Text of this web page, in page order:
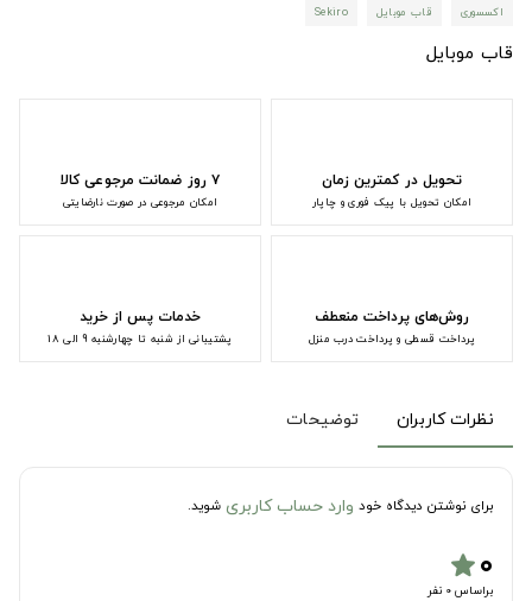
اکسسوری قاب موبایل Sekiro
قاب موبایل
تحویل در کمترین زمان
امکان تحویل با پیک فوری و چاپار
۷ روز ضمانت مرجوعی کالا
امکان مرجوعی در صورت نارضایتی
روش‌های پرداخت منعطف
پرداخت قسطی و پرداخت درب منزل
خدمات پس از خرید
پشتیبانی از شنبه تا چهارشنبه 9 الی 18
نظرات کاربران توضیحات
برای نوشتن دیدگاه خود وارد حساب کاربری شوید.
۰star
براساس 0 نفر